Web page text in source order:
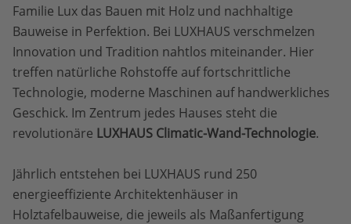
Familie Lux das Bauen mit Holz und nachhaltige
Bauweise in Perfektion. Bei LUXHAUS verschmelzen
Innovation und Tradition nahtlos miteinander. Hier
treffen natürliche Rohstoffe auf fortschrittliche
Technologie, moderne Maschinen auf handwerkliches
Geschick. Im Zentrum jedes Hauses steht die
revolutionäre LUXHAUS Climatic-Wand-Technologie.
Jährlich entstehen bei LUXHAUS rund 250
energieeffiziente Architektenhäuser in
Holztafelbauweise, die jeweils als Maßanfertigung